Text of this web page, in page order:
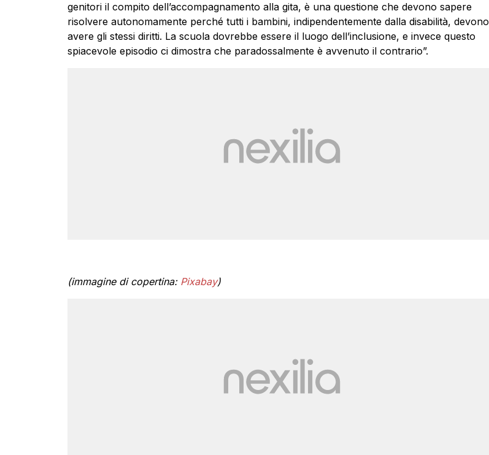
genitori il compito dell’accompagnamento alla gita, è una questione che devono sapere
risolvere autonomamente perché tutti i bambini, indipendentemente dalla disabilità, devono
avere gli stessi diritti. La scuola dovrebbe essere il luogo dell’inclusione, e invece questo
spiacevole episodio ci dimostra che paradossalmente è avvenuto il contrario”.
(immagine di copertina: Pixabay)